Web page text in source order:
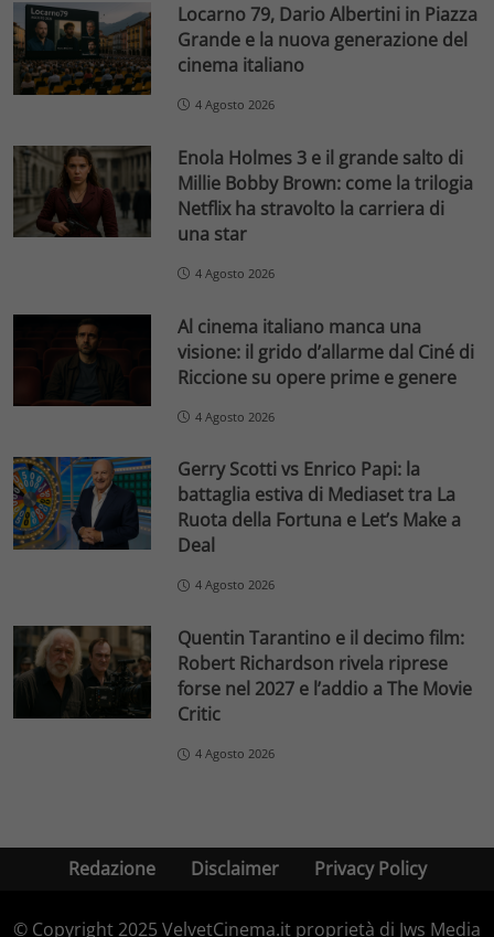
Locarno 79, Dario Albertini in Piazza
Grande e la nuova generazione del
cinema italiano
4 Agosto 2026
Enola Holmes 3 e il grande salto di
Millie Bobby Brown: come la trilogia
Netflix ha stravolto la carriera di
una star
4 Agosto 2026
Al cinema italiano manca una
visione: il grido d’allarme dal Ciné di
Riccione su opere prime e genere
4 Agosto 2026
Gerry Scotti vs Enrico Papi: la
battaglia estiva di Mediaset tra La
Ruota della Fortuna e Let’s Make a
Deal
4 Agosto 2026
Quentin Tarantino e il decimo film:
Robert Richardson rivela riprese
forse nel 2027 e l’addio a The Movie
Critic
4 Agosto 2026
Redazione Disclaimer Privacy Policy
© Copyright 2025 VelvetCinema.it proprietà di Jws Media